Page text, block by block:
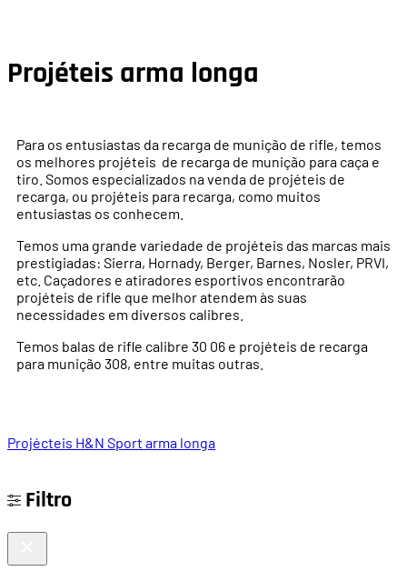
Projéteis arma longa
Para os entusiastas da recarga de munição de rifle, temos
os melhores projéteis de recarga de munição para caça e
tiro. Somos especializados na venda de projéteis de
recarga, ou projéteis para recarga, como muitos
entusiastas os conhecem.
Temos uma grande variedade de projéteis das marcas mais
prestigiadas: Sierra, Hornady, Berger, Barnes, Nosler, PRVI,
etc. Caçadores e atiradores esportivos encontrarão
projéteis de rifle que melhor atendem às suas
necessidades em diversos calibres.
Temos balas de rifle calibre 30 06 e projéteis de recarga
para munição 308, entre muitas outras.
Projécteis H&N Sport arma longa
Filtro